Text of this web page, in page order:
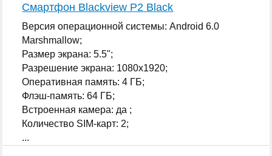
Смартфон Blackview P2 Black
Версия операционной системы: Android 6.0
Marshmallow;
Размер экрана: 5.5";
Разрешение экрана: 1080x1920;
Оперативная память: 4 ГБ;
Флэш-память: 64 ГБ;
Встроенная камера: да ;
Количество SIM-карт: 2;
...